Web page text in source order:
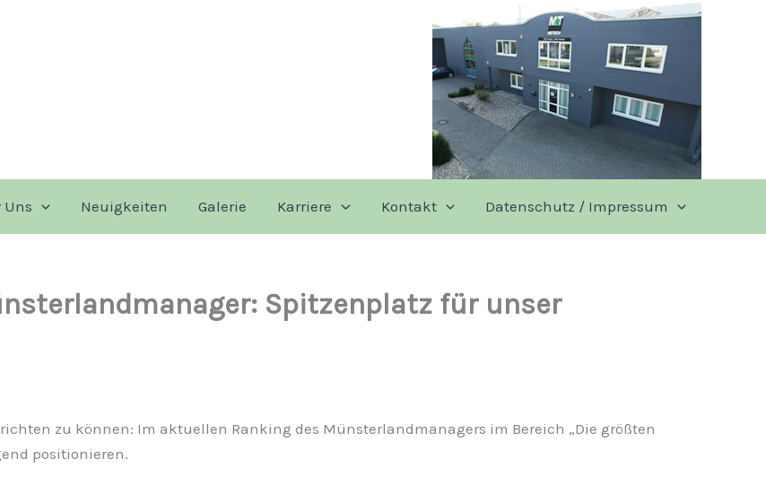
Uns Neuigkeiten Galerie Karriere Kontakt Datenschutz / Impressum
Spitzenplatz für unser
zu können: Im aktuellen Ranking des Münsterlandmanagers im Bereich „Die größten
positionieren.